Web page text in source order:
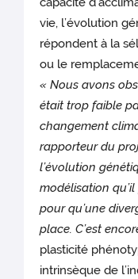
vie, l’évolution
répondent à la
ou le
« Nous avons
était trop faible
changement
rapporteur du
l’évolution
modélisation
pour qu’une
place. C’est
plasticité
intrinsèque de